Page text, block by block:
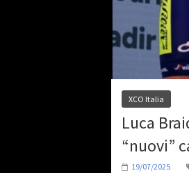
XCO Italia
Luca
“nuovi”
19/07/2025